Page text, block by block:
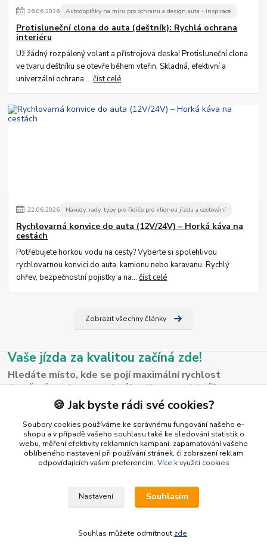
26.06.2026 Autodoplňky na míru pro ochranu a design auta - inspirace
Protisluneční clona do auta (deštník): Rychlá ochrana
interiéru
Už žádný rozpálený volant a přístrojová deska! Protisluneční clona
ve tvaru deštníku se otevře během vteřin. Skladná, efektivní a
univerzální ochrana ...číst celé
22.06.2026 Návody, rady, typy pro řidiče pro klidnou jízdu a cestování
Rychlovarná konvice do auta (12V/24V) – Horká káva na
cestách
Potřebujete horkou vodu na cesty? Vyberte si spolehlivou
rychlovarnou konvici do auta, kamionu nebo karavanu. Rychlý
ohřev, bezpečnostní pojistky a na...číst celé
Zobrazit všechny články
Vaše jízda za kvalitou začíná zde!
Hledáte místo, kde se pojí maximální rychlost
doručení s nekompromisní kvalitou produktů?
Vítejte na Racing-Tuning-Shop.cz – v e-shopu, který byl stvořen
Proč nakupovat právě u nás?
Bleskové doručení: Víme, že na svou objednávku nechcete
čekat věčnost. Proto balíky expedujeme dříve, než stačíte říct
Pečlivě vybraný sortiment: Nenabízíme tisíce zbytečností.
Vybíráme pro vás jen ty kousky, za které bychom sami dali ruku do
intuitivní rozhraní zajistí, že váš nákup proběhne hladce a
🍪 Jak byste rádi své cookies?
Soubory cookies používáme ke správnému fungování našeho e-
shopu a v případě vašeho souhlasu také ke sledování statistik o
webu, měření efektivity reklamních kampaní, zapamatování vašeho
oblíbeného nastavení při používání stránek, či zobrazení reklam
odpovídajících vašim preferencím. Více k využití cookies
Nastavení Souhlasím
Souhlas můžete odmítnout zde.